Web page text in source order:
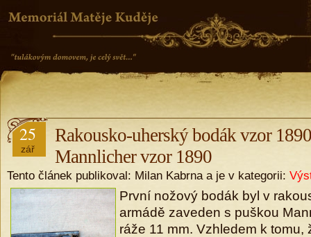
25
zář
Rakousko-uherský bodák vzor
Mannlicher vzor 1890
Tento článek publikoval: Milan Kabrna a je v kategorii:
První nožový bodák byl v
armádě zaveden s puškou
ráže 11 mm. Vzhledem k tomu,